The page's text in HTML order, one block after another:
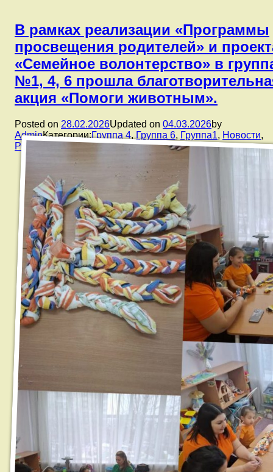
В рамках реализации «Программы
просвещения родителей» и
«Семейное волонтерство» в
№1, 4, 6 прошла
акция «Помоги животным».
Posted on 28.02.2026Updated on 04.03.2026by
AdminКатегории:Группа 4, Группа 6, Группа1, Новости,
Родителям